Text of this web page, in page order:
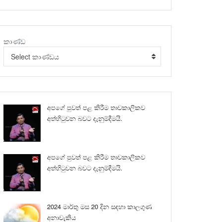
කාණ්ඩ
Select කාණ්ඩය
අපගේ පුවත් පළ කිරීම තාවකාලිකව
අත්හිටුවන බවට දැනුම්දීමයි.
අපගේ පුවත් පළ කිරීම තාවකාලිකව
අත්හිටුවන බවට දැනුම්දීමයි.
2024 මාර්තු මස 20 දින සඳහා කාලගුණ
අනාවැකිය